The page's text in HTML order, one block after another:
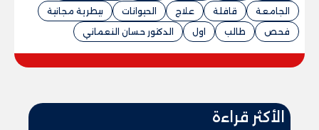
الجامعة
قافلة علاج الحيوانات
بيطرية مجانية
فحص
طالب اول الدكتور حسان النعماني
الأكثر قراءة